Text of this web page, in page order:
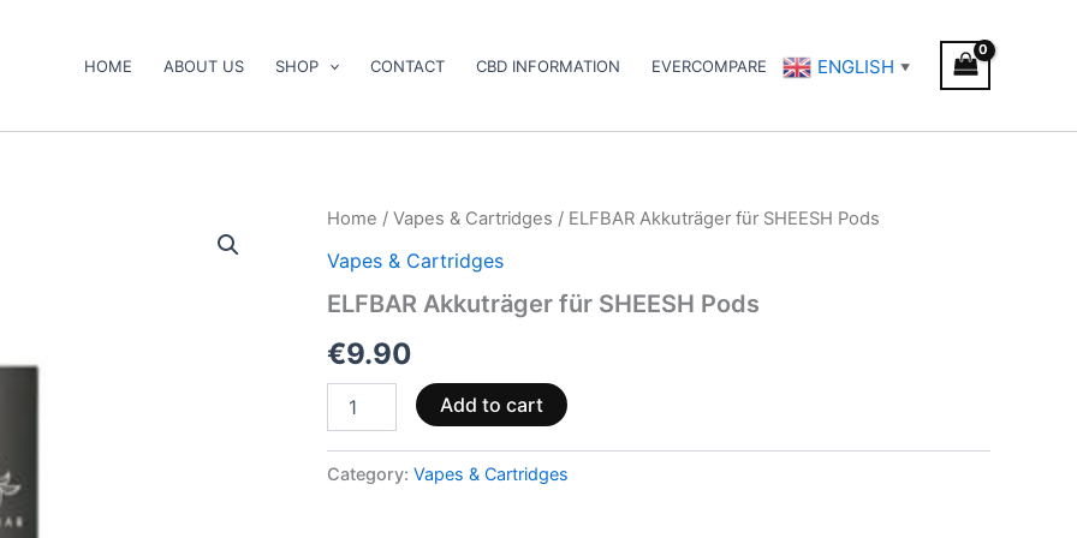
HOME ABOUT US SHOP CONTACT CBD INFORMATION EVERCOMPARE ENGLISH ▼
Home / Vapes & Cartridges / ELFBAR Akkuträger für SHEESH Pods
Vapes & Cartridges
ELFBAR Akkuträger für SHEESH Pods
€9.90
ELFBAR
für
Pods
Add to cart
Category: Vapes & Cartridges